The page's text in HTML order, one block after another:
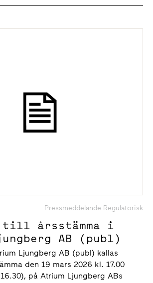
Pressmeddelande Regulatorisk
årsstämma i
AB (publ)
Ljungberg AB (publ) kallas
den 19 mars 2026 kl. 17.00
på Atrium Ljungberg ABs